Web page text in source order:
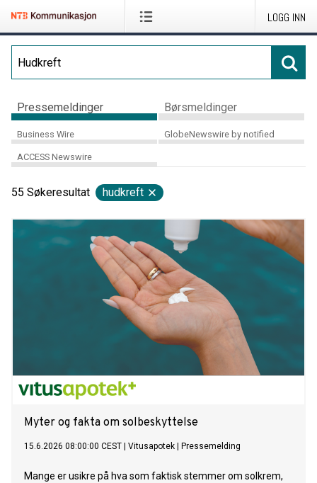
LOGG INN
Pressemeldinger Børsmeldinger
Business Wire GlobeNewswire by notified
ACCESS Newswire
55 Søkeresultat hudkreft
Myter og fakta om solbeskyttelse
15.6.2026 08:00:00 CEST Vitusapotek Pressemelding
Mange er usikre på hva som faktisk stemmer om solkrem,